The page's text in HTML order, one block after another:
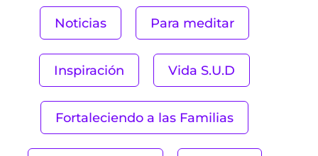
Noticias Para meditar
Inspiración Vida S.U.D
Fortaleciendo a las Familias